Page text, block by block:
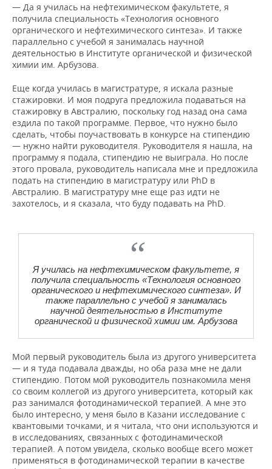
— Да я училась на нефтехимическом факультете, я
получила специальность «Технология основного
органического и нефтехимического синтеза». И также
параллельно с учебой я занималась научной
деятельностью в Институте органической и физической
химии им. Арбузова.
Еще когда училась в магистратуре, я искала разные
стажировки. И моя подруга предложила подаваться на
стажировку в Австралию, поскольку год назад она сама
ездила по такой программе. Первое, что нужно было
сделать, чтобы поучаствовать в конкурсе на стипендию
— нужно найти руководителя. Руководителя я нашла, на
программу я подала, стипендию не выиграла. Но после
этого провала, руководитель написала мне и предложила
подать на стипендию в магистратуру или PhD в
Австралию. В магистратуру мне еще раз идти не
захотелось, и я сказала, что буду подавать на PhD.
Я училась на нефтехимическом факультете, я
получила специальность «Технология основного
органического и нефтехимического синтеза». И
также параллельно с учебой я занималась
научной деятельностью в Институте
органической и физической химии им. Арбузова
Мой первый руководитель была из другого университета
— и я туда подавала дважды, но оба раза мне не дали
стипендию. Потом мой руководитель познакомила меня
со своим коллегой из другого университета, который как
раз занимался фотодинамической терапией. А мне это
было интересно, у меня было в Казани исследование с
квантовыми точками, и я читала, что они используются и
в исследованиях, связанных с фотодинамической
терапией. А потом увидела, сколько вообще всего может
применяться в фотодинамической терапии в качестве